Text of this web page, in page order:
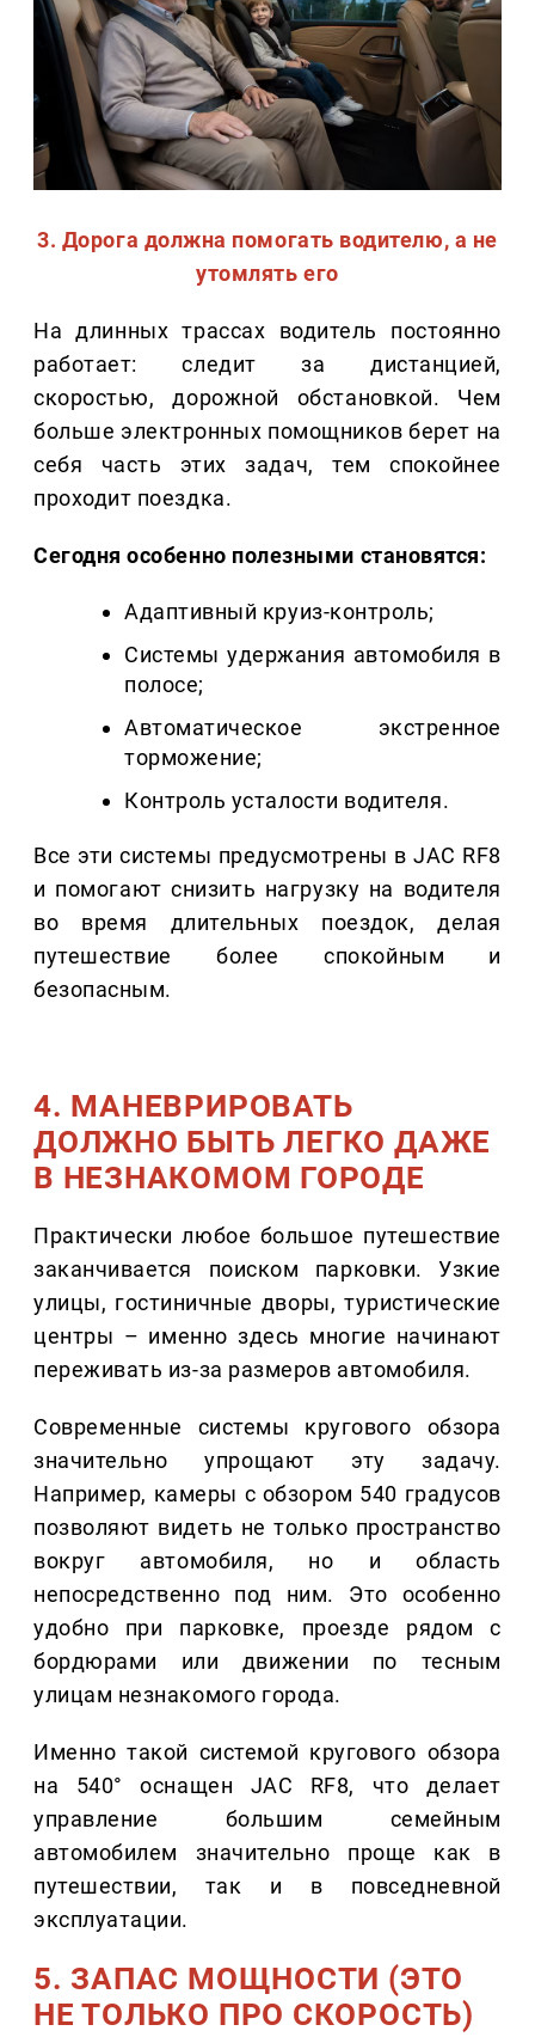
3. Дорога должна помогать водителю, а не
утомлять его
На длинных трассах водитель постоянно
работает: следит за дистанцией,
скоростью, дорожной обстановкой. Чем
больше электронных помощников берет на
себя часть этих задач, тем спокойнее
проходит поездка.
Сегодня особенно полезными становятся:
Адаптивный круиз-контроль;
Системы удержания автомобиля в
полосе;
Автоматическое экстренное
торможение;
Контроль усталости водителя.
Все эти системы предусмотрены в JAC RF8
и помогают снизить нагрузку на водителя
во время длительных поездок, делая
путешествие более спокойным и
безопасным.
4. МАНЕВРИРОВАТЬ
ДОЛЖНО БЫТЬ ЛЕГКО ДАЖЕ
В НЕЗНАКОМОМ ГОРОДЕ
Практически любое большое путешествие
заканчивается поиском парковки. Узкие
улицы, гостиничные дворы, туристические
центры – именно здесь многие начинают
переживать из-за размеров автомобиля.
Современные системы кругового обзора
значительно упрощают эту задачу.
Например, камеры с обзором 540 градусов
позволяют видеть не только пространство
вокруг автомобиля, но и область
непосредственно под ним. Это особенно
удобно при парковке, проезде рядом с
бордюрами или движении по тесным
улицам незнакомого города.
Именно такой системой кругового обзора
на 540° оснащен JAC RF8, что делает
управление большим семейным
автомобилем значительно проще как в
путешествии, так и в повседневной
эксплуатации.
5. ЗАПАС МОЩНОСТИ (ЭТО
НЕ ТОЛЬКО ПРО СКОРОСТЬ)